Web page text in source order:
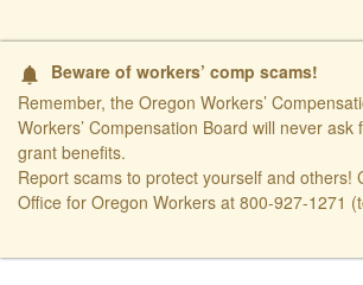
notifications Beware of workers’ comp scams!
Remember, the Oregon Workers’
Workers’ Compensation Board will never ask
grant benefits.
Report scams to protect yourself and others!
Office for Oregon Workers at 800-927-1271